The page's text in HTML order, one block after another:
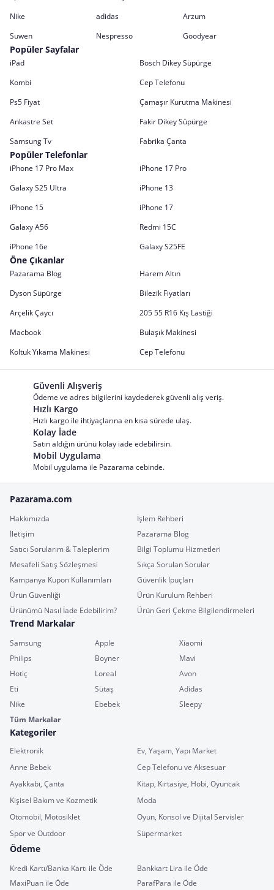
Nike
adidas
Arzum
Suwen
Nespresso Goodyear
Popüler Sayfalar
iPad
Bosch Dikey Süpürge
Kombi
Cep Telefonu
Ps5 Fiyat
Çamaşır Kurutma Makinesi
Ankastre Set
Fakir Dikey Süpürge
Samsung Tv
Fabrika Çanta
Popüler Telefonlar
iPhone 17 Pro Max
iPhone 17 Pro
Galaxy S25 Ultra
iPhone 13
iPhone 15
iPhone 17
Galaxy A56
Redmi 15C
iPhone 16e
Galaxy S25FE
Öne Çıkanlar
Pazarama Blog
Harem Altın
Dyson Süpürge
Bilezik Fiyatları
Arçelik Çaycı
205 55 R16 Kış Lastiği
Macbook
Bulaşık Makinesi
Koltuk Yıkama Makinesi
Cep Telefonu
Güvenli Alışveriş
Ödeme ve adres bilgilerini kaydederek güvenli alış veriş.
Hızlı Kargo
Hızlı kargo ile ihtiyaçlarına en kısa sürede ulaş.
Kolay İade
Satın aldığın ürünü kolay iade edebilirsin.
Mobil Uygulama
Mobil uygulama ile Pazarama cebinde.
Pazarama.com
Hakkımızda
İşlem Rehberi
İletişim
Pazarama Blog
Satıcı Sorularım & Taleplerim
Bilgi Toplumu Hizmetleri
Mesafeli Satış Sözleşmesi
Sıkça Sorulan Sorular
Kampanya Kupon Kullanımları
Güvenlik İpuçları
Ürün Güvenliği
Ürün Kurulum Rehberi
Ürünümü Nasıl İade Edebilirim?
Ürün Geri Çekme Bilgilendirmeleri
Trend Markalar
Samsung Apple
Xiaomi
Philips
Boyner
Mavi
Hotiç
Loreal
Avon
Eti
Sütaş
Adidas
Nike
Ebebek
Sleepy
Tüm Markalar
Kategoriler
Elektronik
Ev, Yaşam, Yapı Market
Anne Bebek
Cep Telefonu ve Aksesuar
Ayakkabı, Çanta
Kitap, Kırtasiye, Hobi, Oyuncak
Kişisel Bakım ve Kozmetik
Moda
Otomobil, Motosiklet
Oyun, Konsol ve Dijital Servisler
Spor ve Outdoor
Süpermarket
Ödeme
Kredi Kartı/Banka Kartı ile Öde
Bankkart Lira ile Öde
MaxiPuan ile Öde
ParafPara ile Öde